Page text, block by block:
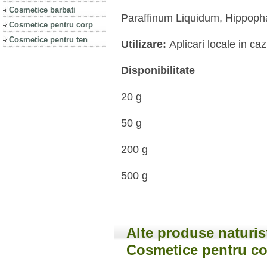
Cosmetice barbati
Cosmetice pentru corp
Cosmetice pentru ten
Paraffinum Liquidum,
Utilizare: Aplicari locale in
Disponibilitate
20 g
50 g
200 g
500 g
Alte produse
Cosmetice pentru